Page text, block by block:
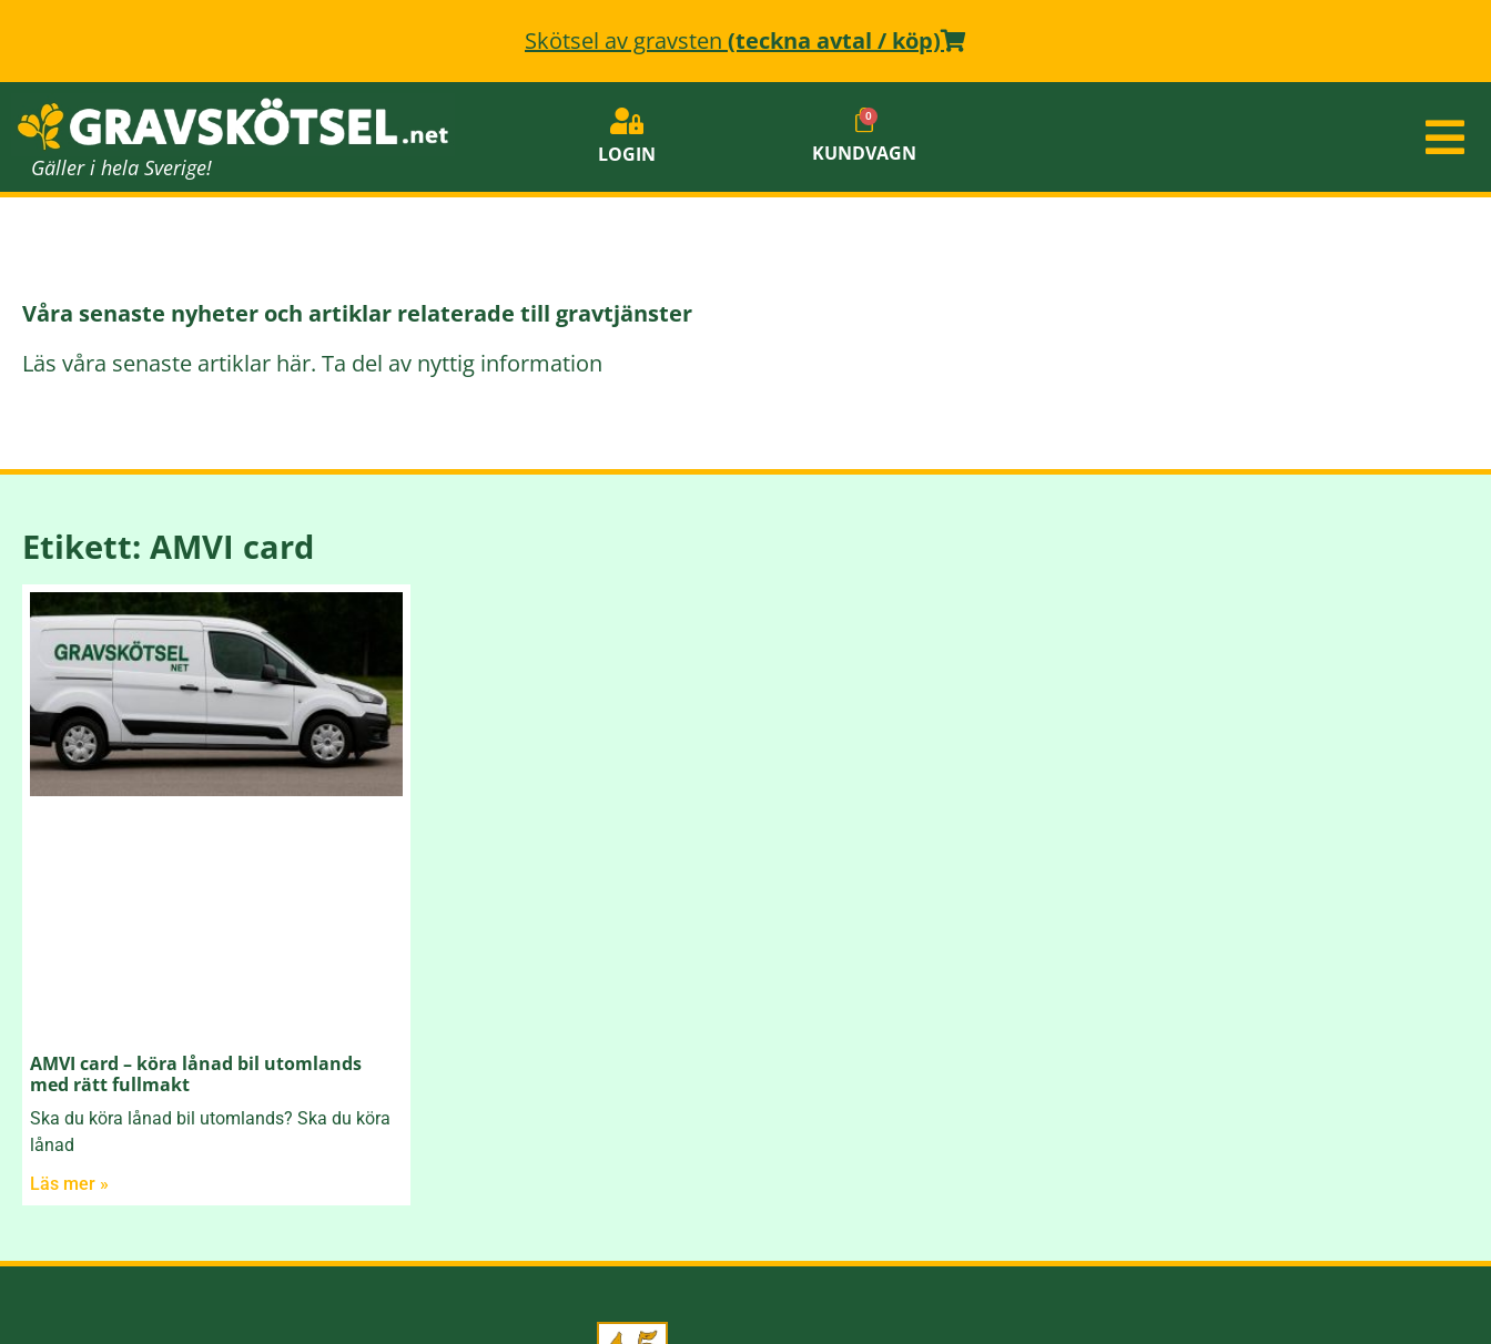
Skötsel av gravsten (teckna avtal / köp)
Gäller i hela Sverige! LOGIN KUNDVAGN
Våra senaste nyheter och artiklar relaterade till gravtjänster
Läs våra senaste artiklar här. Ta del av nyttig information
Etikett: AMVI card
AMVI card – köra lånad bil utomlands
med rätt fullmakt
Ska du köra lånad bil utomlands? Ska du köra
lånad
Läs mer »